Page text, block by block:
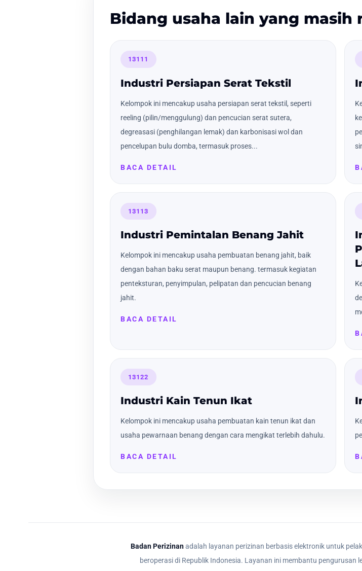
Bidang usaha lain yang masih
13111
Industri Persiapan Serat Tekstil
Kelompok ini mencakup usaha persiapan serat tekstil, seperti
reeling (pilin/menggulung) dan pencucian serat sutera,
degreasasi (penghilangan lemak) dan karbonisasi wol dan
pencelupan bulu domba, termasuk proses...
BACA DETAIL
13113
Industri Pemintalan Benang Jahit
Kelompok ini mencakup usaha pembuatan benang jahit, baik
dengan bahan baku serat maupun benang. termasuk kegiatan
penteksturan, penyimpulan, pelipatan dan pencucian benang
jahit.
BACA DETAIL
13122
Industri Kain Tenun Ikat
Kelompok ini mencakup usaha pembuatan kain tenun ikat dan
usaha pewarnaan benang dengan cara mengikat terlebih dahulu.
BACA DETAIL
Badan Perizinanadalah layanan perizinan berbasis elektronik untuk
beroperasi di Republik Indonesia. Layanan ini membantu